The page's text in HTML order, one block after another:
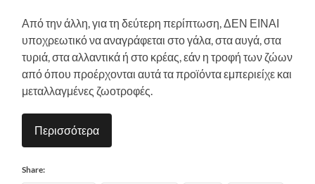
Από την άλλη, για τη δεύτερη περίπτωση, ΔΕΝ ΕΙΝΑΙ
υποχρεωτικό να αναγράφεται στο γάλα, στα αυγά, στα
τυριά, στα αλλαντικά ή στο κρέας, εάν η τροφή των ζώων
από όπου προέρχονται αυτά τα προϊόντα εμπεριείχε και
μεταλλαγμένες ζωοτροφές.
Περισσότερα
Share: